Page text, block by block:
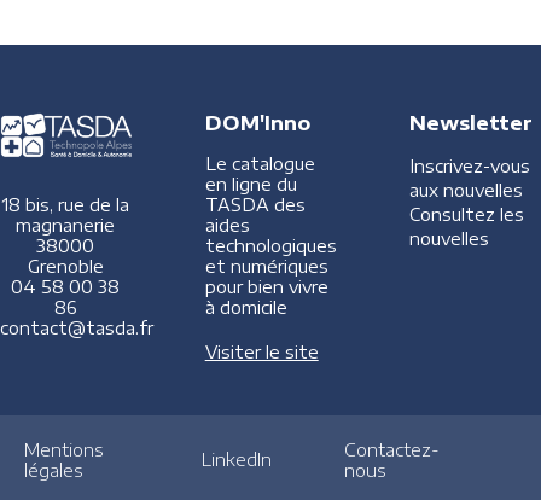
18 bis, rue de la
magnanerie
38000
Grenoble
04 58 00 38
86
contact@tasda.fr
DOM'Inno
Le catalogue
en ligne du
TASDA des
aides
technologiques
et numériques
pour bien vivre
à domicile
Visiter le site
Newsletter
Inscrivez-vous
aux nouvelles
Consultez les
nouvelles
Mentions
légales
LinkedIn
Contactez-
nous